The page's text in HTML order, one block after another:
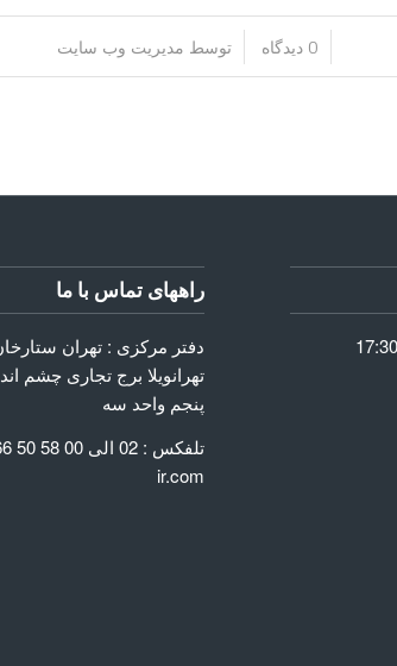
0 دیدگاه/ توسط مدیریت وب سایت
راههای تماس با ما
دفتر مرکزی : تهران
تهرانویلا برج تجاری چشم
پنجم واحد سه
ir.com